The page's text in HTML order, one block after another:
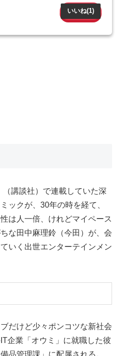
いいね(1)
講談社）で連載していた深
ックが、30年の時を経て、
は人一倍、けれどマイペース
な田中麻理鈴（今田）が、会
いく出世エンターテインメン
だけど少々ポンコツな新社会
企業「オウミ」に就職した彼
品管理課」に配属される。